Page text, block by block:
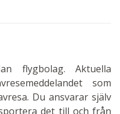
flygbolag. Aktuella
som
Du ansvarar själv
det till och från